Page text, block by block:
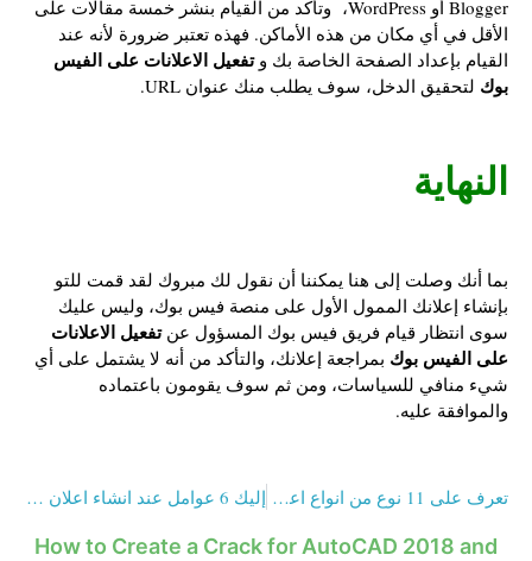
Blogger أو WordPress، وتأكد من القيام بنشر خمسة مقالات على
الأقل في أي مكان من هذه الأماكن. فهذه تعتبر ضرورة لأنه عند
القيام بإعداد الصفحة الخاصة بك وتفعيل الاعلانات على الفيس
بوكلتحقيق الدخل، سوف يطلب منك عنوان URL.
النهاية
بما أنك وصلت إلى هنا يمكننا أن نقول لك مبروك لقد قمت للتو
بإنشاء إعلانك الممول الأول على منصة فيس بوك، وليس عليك
سوى انتظار قيام فريق فيس بوك المسؤول عنتفعيل الاعلانات
على الفيس بوكبمراجعة إعلانك، والتأكد من أنه لا يشتمل على أي
شيء منافي للسياسات، ومن ثم سوف يقومون باعتماده
والموافقة عليه.
تعرف على 11 نوع من انواع اعلانات الفيس بوك لتسويق أفضل إليك 6 عوامل عند انشاء اعلان على الفيس بوك تحدد سعره
How to Create a Crack for AutoCAD 2018 and